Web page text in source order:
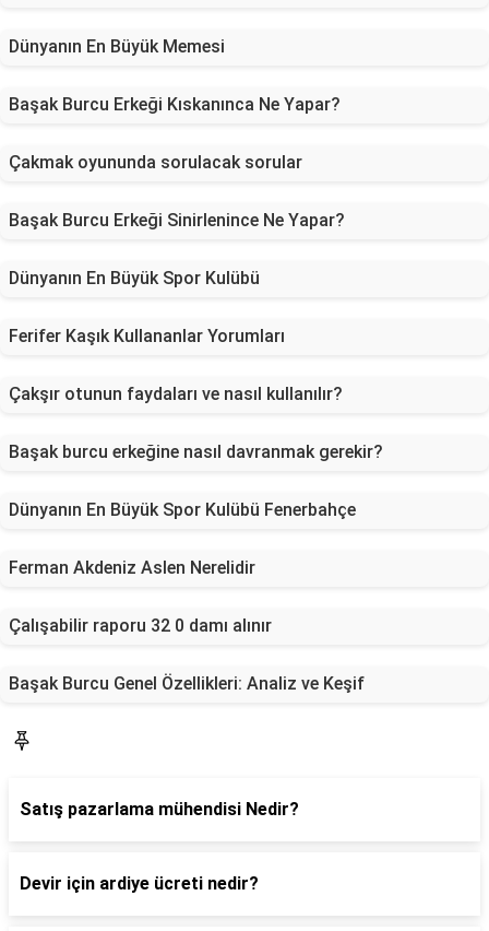
Dünyanın En Büyük Memesi
Başak Burcu Erkeği Kıskanınca Ne Yapar?
Çakmak oyununda sorulacak sorular
Başak Burcu Erkeği Sinirlenince Ne Yapar?
Dünyanın En Büyük Spor Kulübü
Ferifer Kaşık Kullananlar Yorumları
Çakşır otunun faydaları ve nasıl kullanılır?
Başak burcu erkeğine nasıl davranmak gerekir?
Dünyanın En Büyük Spor Kulübü Fenerbahçe
Ferman Akdeniz Aslen Nerelidir
Çalışabilir raporu 32 0 damı alınır
Başak Burcu Genel Özellikleri: Analiz ve Keşif
Satış pazarlama mühendisi Nedir?
Devir için ardiye ücreti nedir?